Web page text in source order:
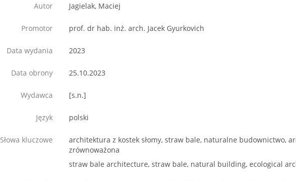
Autor Jagielak, Maciej
Promotor prof. dr hab. inż. arch. Jacek Gyurkovich
Data wydania 2023
Data obrony 25.10.2023
Wydawca [s.n.]
Język polski
Słowa kluczowe
architektura z kostek słomy, straw bale, naturalne budownictwo,
zrównoważona
straw bale architecture, straw bale, natural building, ecological